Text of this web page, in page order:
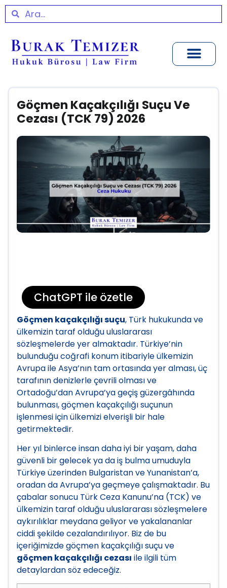
Göçmen Kaçakçılığı Suçu Ve
Cezası (TCK 79) 2026
ChatGPT ile özetle
Göçmen kaçakçılığı suçu, Türk hukukunda ve
ülkemizin taraf olduğu uluslararası
sözleşmelerde yer almaktadır. Türkiye’nin
bulunduğu coğrafi konum itibariyle ülkemizin
Avrupa ile Asya’nın tam ortasında yer alması, üç
tarafının denizlerle çevrili olması ve
Ortadoğu’dan Avrupa’ya geçiş güzergâhında
bulunması, göçmen kaçakçılığı suçunun
işlenmesi için ülkemizi elverişli bir hale
getirmektedir.
Her yıl binlerce insan daha iyi bir yaşam, daha
güvenli bir gelecek ya da iş bulma umuduyla
Türkiye üzerinden Bulgaristan ve Yunanistan’a,
oradan da Avrupa’ya geçmeye çalışmaktadır. Bu
çabalar sonucu Türk Ceza Kanunu’na (TCK) ve
ülkemizin taraf olduğu uluslararası sözleşmelere
aykırılıklar meydana geliyor ve yakalananlar
ciddi şekilde cezalandırılıyor. Biz de bu
içeriğimizde göçmen kaçakçılığı suçu ve
göçmen kaçakçılığı cezası ile ilgili tüm
detaylardan söz edeceğiz.